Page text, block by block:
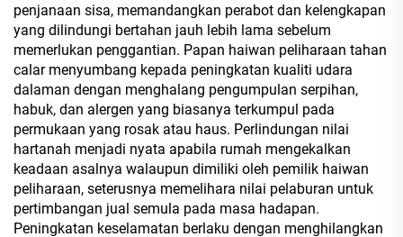
penjanaan sisa, memandangkan perabot dan kelengkapan
yang dilindungi bertahan jauh lebih lama sebelum
memerlukan penggantian. Papan haiwan peliharaan tahan
calar menyumbang kepada peningkatan kualiti udara
dalaman dengan menghalang pengumpulan serpihan,
habuk, dan alergen yang biasanya terkumpul pada
permukaan yang rosak atau haus. Perlindungan nilai
hartanah menjadi nyata apabila rumah mengekalkan
keadaan asalnya walaupun dimiliki oleh pemilik haiwan
peliharaan, seterusnya memelihara nilai pelaburan untuk
pertimbangan jual semula pada masa hadapan.
Peningkatan keselamatan berlaku dengan menghilangkan